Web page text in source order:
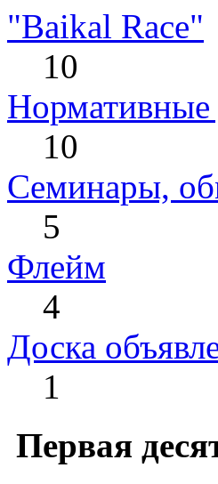
"Baikal Race"
10
10
Cеминары,
5
Флейм
4
Доска
1
Первая